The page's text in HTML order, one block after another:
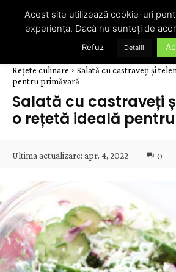
Rețete culinare
Salată cu castraveți și
pentru primăvară
Salată cu castraveți
o rețetă ideală
Ultima actualizare: apr. 4, 2022 0
Acest site utilizează cookie-uri
experiența. Dacă nu sunteți de
Refuz Detalii